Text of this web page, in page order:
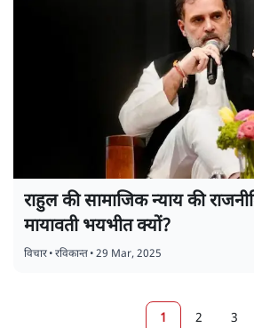
राहुल की सामाजिक न्याय की
मायावती भयभीत क्यों?
विचार•रविकान्त•29 Mar, 2025
1 2 3